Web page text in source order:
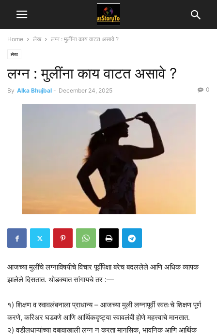
Home लेख लग्न : मुलींना काय वाटत असावे ?
लेख
लग्न : मुलींना काय वाटत असावे ?
By Alka Bhujbal - December 24, 2025 0
आजच्या मुलींचे लग्नाविषयीचे विचार पूर्वीपेक्षा बरेच बदललेले आणि अधिक व्यापक
झालेले दिसतात. थोडक्यात सांगायचे तर :—
१) शिक्षण व स्वावलंबनाला प्राधान्य – आजच्या मुली लग्नापूर्वी स्वतःचे शिक्षण पूर्ण
करणे, करिअर घडवणे आणि आर्थिकदृष्ट्या स्वावलंबी होणे महत्त्वाचे मानतात.
२) वडीलधाऱ्यांच्या दबावाखाली लग्न न करता मानसिक, भावनिक आणि आर्थिक